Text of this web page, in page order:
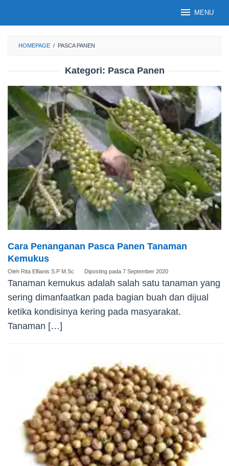
MENU
HOMEPAGE / PASCA PANEN
Kategori: Pasca Panen
Cara Penanganan Pasca Panen Tanaman
Kemukus
Oleh Rita Elfianis S.P M.Sc Diposting pada 7 September 2020
Tanaman kemukus adalah salah satu tanaman yang
sering dimanfaatkan pada bagian buah dan dijual
ketika kondisinya kering pada masyarakat.
Tanaman […]